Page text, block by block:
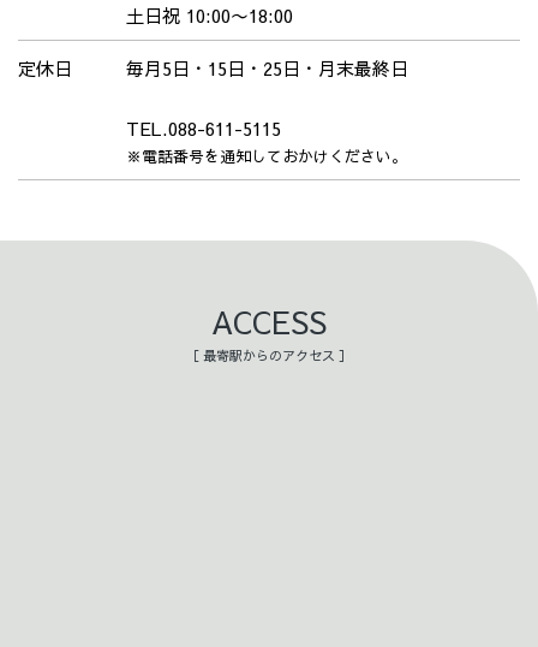
土日祝 10:00〜18:00
定休日 毎月5日・15日・25日・月末最終日
TEL.088-611-5115
※電話番号を通知しておかけください。
ACCESS
［ 最寄駅からのアクセス ］